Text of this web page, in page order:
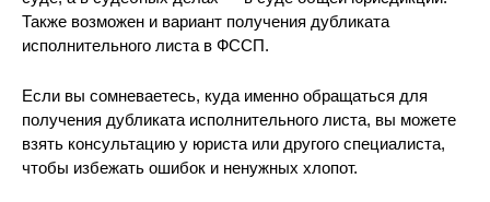
Также возможен и вариант получения дубликата
исполнительного листа в ФССП.
Если вы сомневаетесь, куда именно обращаться для
получения дубликата исполнительного листа, вы можете
взять консультацию у юриста или другого специалиста,
чтобы избежать ошибок и ненужных хлопот.